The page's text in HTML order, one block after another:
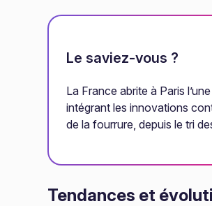
Le saviez-vous ?
La France abrite à Paris
intégrant les innovations
de la fourrure, depuis le tri
Tendances et